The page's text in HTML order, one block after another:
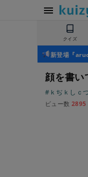
クイズ
新登場『
顔を書い
#ｋぢｋしｃ
ビュー数 2895